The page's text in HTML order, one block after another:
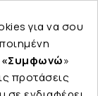
για να σου
«Συμφωνώ»
προτάσεις